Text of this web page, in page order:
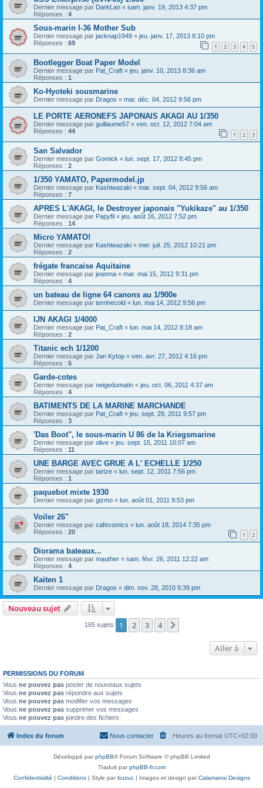
Dernier message par DarkLan « sam. janv. 19, 2013 4:37 pm
Réponses : 4
Sous-marin I-36 Mother Sub
Dernier message par jacknap1948 « jeu. janv. 17, 2013 8:10 pm
Réponses : 69 1 2 3 4 5
Bootlegger Boat Paper Model
Dernier message par Pat_Craft « jeu. janv. 10, 2013 8:36 am
Réponses : 1
Ko-Hyoteki sousmarine
Dernier message par Dragos « mar. déc. 04, 2012 9:56 pm
LE PORTE AERONEFS JAPONAIS AKAGI AU 1/350
Dernier message par guillaume57 « ven. oct. 12, 2012 7:04 am
Réponses : 44 1 2 3
San Salvador
Dernier message par Gomick « lun. sept. 17, 2012 8:45 pm
Réponses : 2
1/350 YAMATO, Papermodel.jp
Dernier message par Kashiwazaki « mar. sept. 04, 2012 9:56 am
Réponses : 7
APRES L'AKAGI, le Destroyer japonais "Yukikaze" au 1/350
Dernier message par Papyfil « jeu. août 16, 2012 7:52 pm
Réponses : 14
Micro YAMATO!
Dernier message par Kashiwazaki « mer. juil. 25, 2012 10:21 pm
Réponses : 2
frégate francaise Aquitaine
Dernier message par jeanma « mar. mai 15, 2012 9:31 pm
Réponses : 4
un bateau de ligne 64 canons au 1/900e
Dernier message par terrinecold « lun. mai 14, 2012 9:56 pm
IJN AKAGI 1/4000
Dernier message par Pat_Craft « lun. mai 14, 2012 8:18 am
Réponses : 2
Titanic ech 1/1200
Dernier message par Jan Kytop « ven. avr. 27, 2012 4:16 pm
Réponses : 5
Garde-cotes
Dernier message par neigedumatin « jeu. oct. 06, 2011 4:37 am
Réponses : 4
BATIMENTS DE LA MARINE MARCHANDE
Dernier message par Pat_Craft « jeu. sept. 29, 2011 9:57 pm
Réponses : 3
'Das Boot", le sous-marin U 86 de la Kriegsmarine
Dernier message par olive « jeu. sept. 15, 2011 10:07 am
Réponses : 11
UNE BARGE AVEC GRUE A L' ECHELLE 1/250
Dernier message par tartze « lun. sept. 12, 2011 7:56 pm
Réponses : 1
paquebot mixte 1930
Dernier message par gizmo « lun. août 01, 2011 9:53 pm
Voiler 26"
Dernier message par cafecomics « lun. août 18, 2014 7:35 pm
Réponses : 20 1 2
Diorama bateaux...
Dernier message par mauther « sam. févr. 26, 2011 12:22 am
Réponses : 4
Kaiten 1
Dernier message par Dragos « dim. nov. 28, 2010 9:39 pm
Nouveau sujet
165 sujets 1 2 3 4
Aller à
PERMISSIONS DU FORUM
Vous ne pouvez pas poster de nouveaux sujets
Vous ne pouvez pas répondre aux sujets
Vous ne pouvez pas modifier vos messages
Vous ne pouvez pas supprimer vos messages
Vous ne pouvez pas joindre des fichiers
Index du forum Heures au format UTC+02:00
Nous contacter
Développé parphpBB® Forum Software © phpBB Limited
Traduit parphpBB-fr.com
Confidentialité | Conditions| Style parbuzuc| Images et design parCalamansi Designs